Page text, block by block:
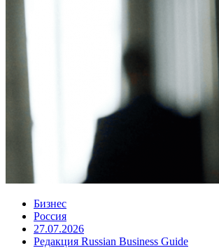
Бизнес
Россия
27.07.2026
Редакция Russian Business Guide